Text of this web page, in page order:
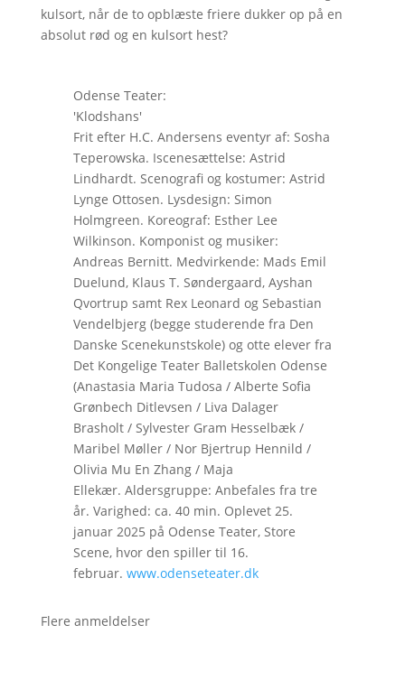
kulsort, når de to opblæste friere dukker op på en
absolut rød og en kulsort hest?
Odense Teater:
'Klodshans'
Frit efter H.C. Andersens eventyr af: Sosha
Teperowska. Iscenesættelse: Astrid
Lindhardt. Scenografi og kostumer: Astrid
Lynge Ottosen. Lysdesign: Simon
Holmgreen. Koreograf: Esther Lee
Wilkinson. Komponist og musiker:
Andreas Bernitt. Medvirkende: Mads Emil
Duelund, Klaus T. Søndergaard, Ayshan
Qvortrup samt Rex Leonard og Sebastian
Vendelbjerg (begge studerende fra Den
Danske Scenekunstskole) og otte elever fra
Det Kongelige Teater Balletskolen Odense
(Anastasia Maria Tudosa / Alberte Sofia
Grønbech Ditlevsen / Liva Dalager
Brasholt / Sylvester Gram Hesselbæk /
Maribel Møller / Nor Bjertrup Hennild /
Olivia Mu En Zhang / Maja
Ellekær. Aldersgruppe: Anbefales fra tre
år. Varighed: ca. 40 min. Oplevet 25.
januar 2025 på Odense Teater, Store
Scene, hvor den spiller til 16.
februar. www.odenseteater.dk
Flere anmeldelser